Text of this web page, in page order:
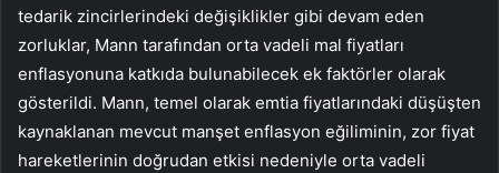
tedarik zincirlerindeki değişiklikler gibi devam eden
zorluklar, Mann tarafından orta vadeli mal fiyatları
enflasyonuna katkıda bulunabilecek ek faktörler olarak
gösterildi. Mann, temel olarak emtia fiyatlarındaki düşüşten
kaynaklanan mevcut manşet enflasyon eğiliminin, zor fiyat
hareketlerinin doğrudan etkisi nedeniyle orta vadeli